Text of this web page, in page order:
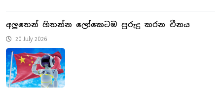
අලුතෙන් හිතන්න ලෝකෙටම පුරුදු කරන චීනය
20 July 2026